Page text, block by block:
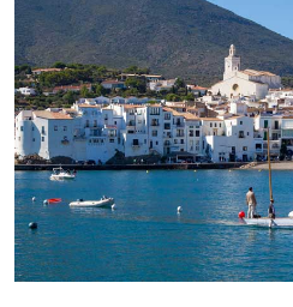
informació sobre les
de l'usuari a través de
hàbits de navegació. Gràcies a
hàbits de navegació al lloc web
relacionada amb el perfil de